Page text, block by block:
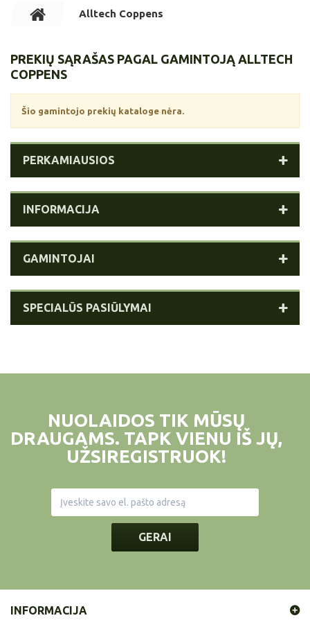
Alltech Coppens
PREKIŲ SĄRAŠAS PAGAL GAMINTOJĄ ALLTECH
COPPENS
Šio gamintojo prekių kataloge nėra.
PERKAMIAUSIOS
INFORMACIJA
GAMINTOJAI
SPECIALŪS PASIŪLYMAI
NUOLAIDOS TIK MŪSŲ
DRAUGAMS. TAPK VIENU IŠ JŲ,
UŽSIREGISTRUOK!
GERAI
INFORMACIJA